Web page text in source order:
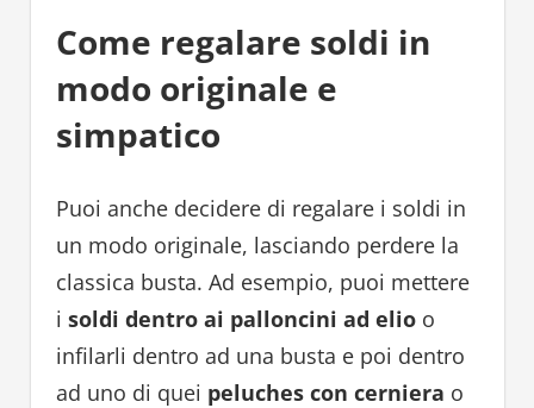
Come regalare soldi in
modo originale e
simpatico
Puoi anche decidere di regalare i soldi in
un modo originale, lasciando perdere la
classica busta. Ad esempio, puoi mettere
i soldi dentro ai palloncini ad elioo
infilarli dentro ad una busta e poi dentro
ad uno di quei peluches con cerniera o